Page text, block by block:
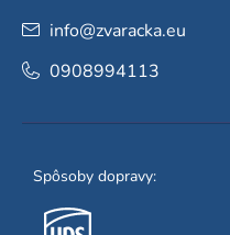
info@zvaracka.eu
0908994113
Spôsoby dopravy: